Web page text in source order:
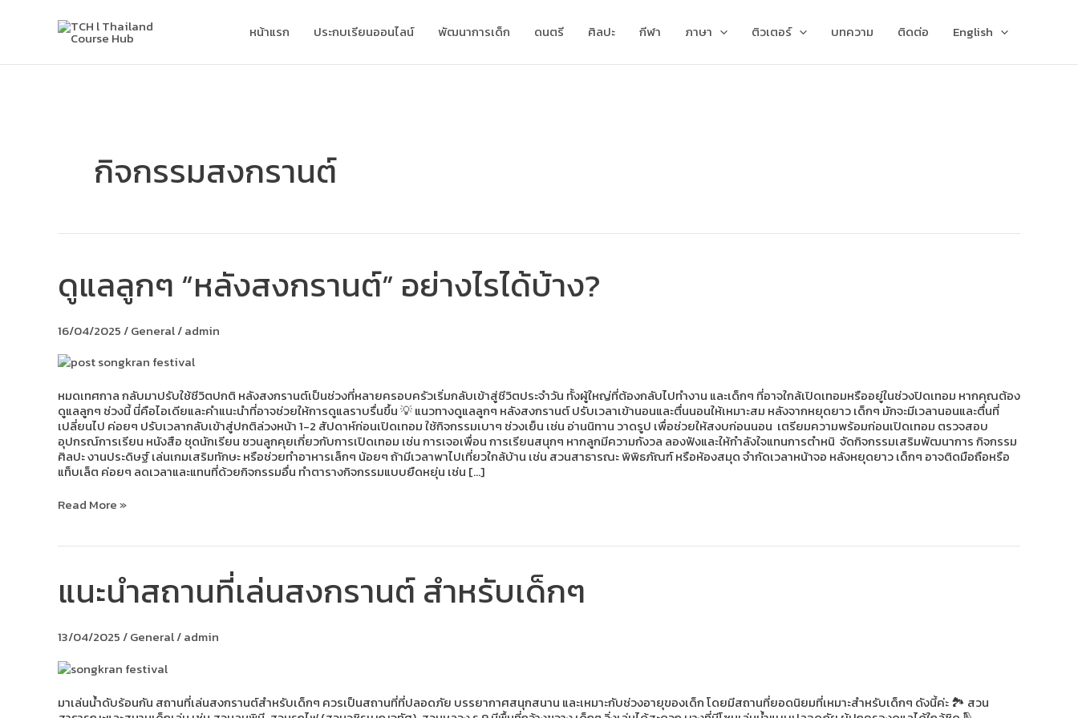
หน้าแรก ประกบเรียนออนไลน์ พัฒนาการเด็ก ดนตรี ศิลปะ กีฬา ภาษา ติวเตอร์ บทความ ติดต่อ English
กิจกรรมสงกรานต์
ดูแลลูกๆ “หลังสงกรานต์” อย่างไรได้บ้าง?
16/04/2025/General/admin
หมดเทศกาล กลับมาปรับใช้ชีวิตปกติ หลังสงกรานต์เป็นช่วงที่หลายครอบครัวเริ่มกลับเข้าสู่ชีวิตประจำวัน ทั้งผู้ใหญ่ที่ต้องกลับไปทำงาน และเด็กๆ ที่อาจใกล้เปิดเทอมหรืออยู่ในช่วงปิดเทอม หากคุณต้อง
ดูแลลูกๆ ช่วงนี้ นี่คือไอเดียและคำแนะนำที่อาจช่วยให้การดูแลราบรื่นขึ้น 💡 แนวทางดูแลลูกๆ หลังสงกรานต์ ปรับเวลาเข้านอนและตื่นนอนให้เหมาะสม หลังจากหยุดยาว เด็กๆ มักจะมีเวลานอนและตื่นที่
เปลี่ยนไป ค่อยๆ ปรับเวลากลับเข้าสู่ปกติล่วงหน้า 1-2 สัปดาห์ก่อนเปิดเทอม ใช้กิจกรรมเบาๆ ช่วงเย็น เช่น อ่านนิทาน วาดรูป เพื่อช่วยให้สงบก่อนนอน เตรียมความพร้อมก่อนเปิดเทอม ตรวจสอบ
อุปกรณ์การเรียน หนังสือ ชุดนักเรียน ชวนลูกคุยเกี่ยวกับการเปิดเทอม เช่น การเจอเพื่อน การเรียนสนุกๆ หากลูกมีความกังวล ลองฟังและให้กำลังใจแทนการตำหนิ จัดกิจกรรมเสริมพัฒนาการ กิจกรรม
ศิลปะ งานประดิษฐ์ เล่นเกมเสริมทักษะ หรือช่วยทำอาหารเล็กๆ น้อยๆ ถ้ามีเวลาพาไปเที่ยวใกล้บ้าน เช่น สวนสาธารณะ พิพิธภัณฑ์ หรือห้องสมุด จำกัดเวลาหน้าจอ หลังหยุดยาว เด็กๆ อาจติดมือถือหรือ
แท็บเล็ต ค่อยๆ ลดเวลาและแทนที่ด้วยกิจกรรมอื่น ทำตารางกิจกรรมแบบยืดหยุ่น เช่น […]
แล
ลูกๆ
สงกรานต์”
ได้
Read More »
แนะนำสถานที่เล่นสงกรานต์ สำหรับเด็กๆ
13/04/2025/General/admin
มาเล่นน้ำดับร้อนกัน สถานที่เล่นสงกรานต์สำหรับเด็กๆ ควรเป็นสถานที่ที่ปลอดภัย บรรยากาศสนุกสนาน และเหมาะกับช่วงอายุของเด็ก โดยมีสถานที่ยอดนิยมที่เหมาะสำหรับเด็กๆ ดังนี้ค่ะ 🏞️ สวน
สถาน
ที่
สงกรานต์
เด็กๆ